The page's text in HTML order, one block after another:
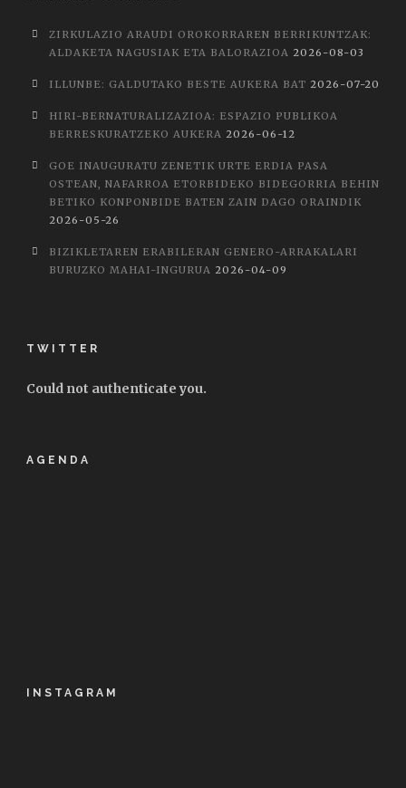
ZIRKULAZIO ARAUDI OROKORRAREN BERRIKUNTZAK:
ALDAKETA NAGUSIAK ETA BALORAZIOA 2026-08-03
ILLUNBE: GALDUTAKO BESTE AUKERA BAT 2026-07-20
HIRI-BERNATURALIZAZIOA: ESPAZIO PUBLIKOA
BERRESKURATZEKO AUKERA 2026-06-12
GOE INAUGURATU ZENETIK URTE ERDIA PASA
OSTEAN, NAFARROA ETORBIDEKO BIDEGORRIA BEHIN
BETIKO KONPONBIDE BATEN ZAIN DAGO ORAINDIK
2026-05-26
BIZIKLETAREN ERABILERAN GENERO-ARRAKALARI
BURUZKO MAHAI-INGURUA 2026-04-09
TWITTER
Could not authenticate you.
AGENDA
INSTAGRAM